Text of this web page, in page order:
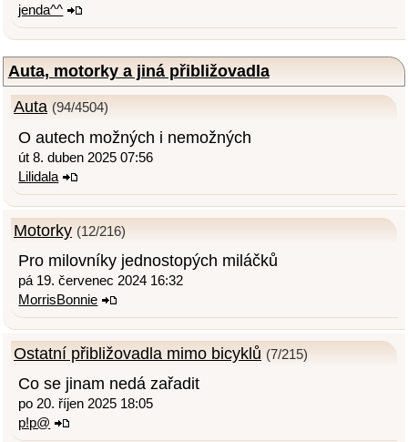
jenda^^
Auta, motorky a jiná přibližovadla
Auta (94/4504)
O autech možných i nemožných
út 8. duben 2025 07:56
Lilidala
Motorky (12/216)
Pro milovníky jednostopých miláčků
pá 19. červenec 2024 16:32
MorrisBonnie
Ostatní přibližovadla mimo bicyklů (7/215)
Co se jinam nedá zařadit
po 20. říjen 2025 18:05
p!p@